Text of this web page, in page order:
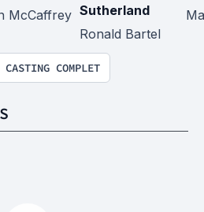
McCaffrey Sutherland
Ronald Bartel
COMPLET